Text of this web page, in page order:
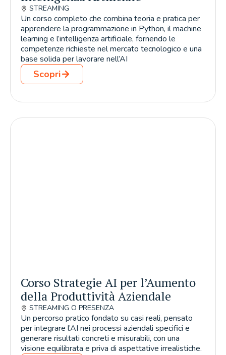
STREAMING
Un corso completo che combina teoria e pratica per
apprendere la programmazione in Python, il machine
learning e l’intelligenza artificiale, fornendo le
competenze richieste nel mercato tecnologico e una
base solida per lavorare nell’AI
Scopri
Corso Strategie AI per l’Aumento
della Produttività Aziendale
STREAMING O PRESENZA
Un percorso pratico fondato su casi reali, pensato
per integrare l’AI nei processi aziendali specifici e
generare risultati concreti e misurabili, con una
visione equilibrata e priva di aspettative irrealistiche.